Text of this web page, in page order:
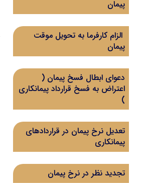
پیمان
الزام کارفرما به تحویل موقت
پیمان
دعوای ابطال فسخ پیمان (
اعتراض به فسخ قرارداد پیمانکاری
)
تعدیل نرخ پیمان در قراردادهای
پیمانکاری
تجدید نظر در نرخ پیمان